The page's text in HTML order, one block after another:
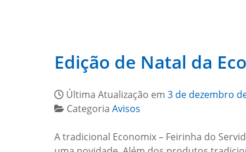
Edição de Natal da
Última Atualização em 3 de dezembro
Categoria Avisos
A tradicional Economix – Feirinha do